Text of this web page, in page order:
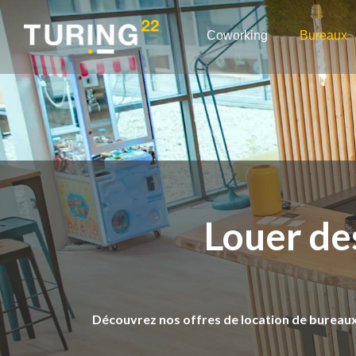
Coworking Bureaux
Louer
Découvrez nos offres de location de